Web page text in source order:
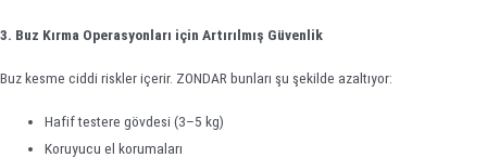
3. Buz Kırma Operasyonları için Artırılmış Güvenlik
Buz kesme ciddi riskler içerir. ZONDAR bunları şu şekilde azaltıyor:
Hafif testere gövdesi (3–5 kg)
Koruyucu el korumaları